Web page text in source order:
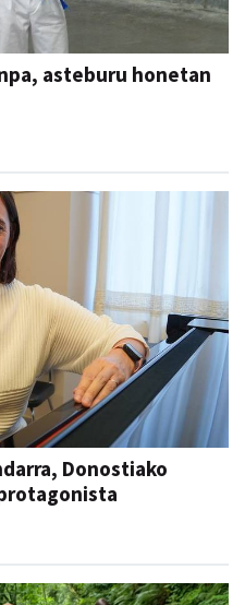
asteburu honetan
Donostiako